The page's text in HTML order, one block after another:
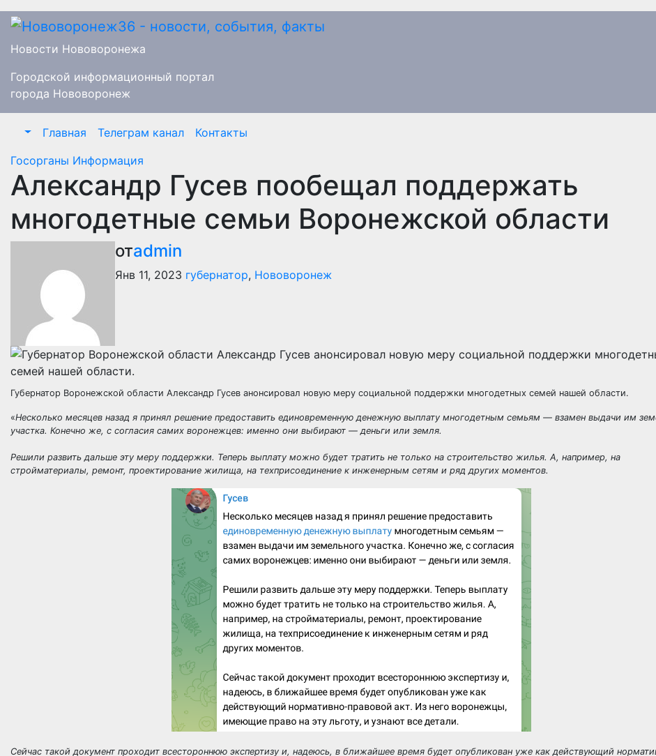
Перейти
содержимому
Новости Нововоронежа
Городской информационный портал
города Нововоронеж
Главная Телеграм канал
Контакты
Госорганы Информация
Александр Гусев пообещал поддержать
многодетные семьи Воронежской области
отadmin
Янв 11, 2023 губернатор, Нововоронеж
Губернатор Воронежской области Александр Гусев анонсировал новую меру социальной поддержки многодетных семей нашей области.
«Несколько месяцев назад я принял решение предоставить единовременную денежную выплату многодетным семьям — взамен выдачи им
участка. Конечно же, с согласия самих воронежцев: именно они выбирают — деньги или земля.
Решили развить дальше эту меру поддержки. Теперь выплату можно будет тратить не только на строительство жилья. А, например, на
стройматериалы, ремонт, проектирование жилища, на техприсоединение к инженерным сетям и ряд других моментов.
Сейчас такой документ проходит всестороннюю экспертизу и, надеюсь, в ближайшее время будет опубликован уже как действующий